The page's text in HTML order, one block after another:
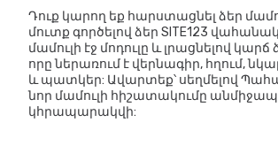
Դուք կարող եք հարստացնել ձեր
մուտք գործելով ձեր SITE123
մամուլի էջ մոդուլը և լրացնելով
որը ներառում է վերնագիր, հղում,
և պատկեր: Ավարտեք՝ սեղմելով
նոր մամուլի հիշատակումը
կհրապարակվի: